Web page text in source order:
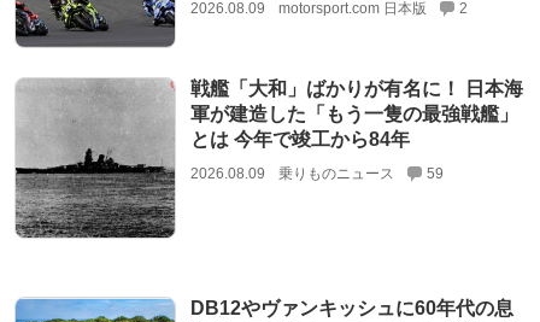
2026.08.09 motorsport.com 日本版 2
戦艦「大和」ばかりが有名に！ 日本海
軍が建造した「もう一隻の最強戦艦」
とは 今年で竣工から84年
2026.08.09 乗りものニュース 59
DB12やヴァンキッシュに60年代の息